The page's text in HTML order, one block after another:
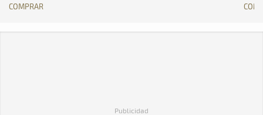
COMPRAR
Publicidad